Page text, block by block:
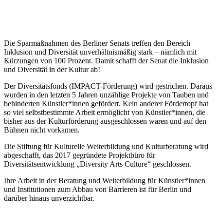
Die Sparmaßnahmen des Berliner Senats treffen den Bereich
Inklusion und Diversität unverhältnismäßig stark – nämlich mit
Kürzungen von 100 Prozent. Damit schafft der Senat die Inklusion
und Diversität in der Kultur ab!
Der Diversitätsfonds (IMPACT-Förderung) wird gestrichen. Daraus
wurden in den letzten 5 Jahren unzählige Projekte von Tauben und
behinderten Künstler*innen gefördert. Kein anderer Fördertopf hat
so viel selbstbestimmte Arbeit ermöglicht von Künstler*innen, die
bisher aus der Kulturförderung ausgeschlossen waren und auf den
Bühnen nicht vorkamen.
Die Stiftung für Kulturelle Weiterbildung und Kulturberatung wird
abgeschafft, das 2017 gegründete Projektbüro für
Diversitätsentwicklung „Diversity Arts Culture“ geschlossen.
Ihre Arbeit in der Beratung und Weiterbildung für Künstler*innen
und Institutionen zum Abbau von Barrieren ist für Berlin und
darüber hinaus unverzichtbar.